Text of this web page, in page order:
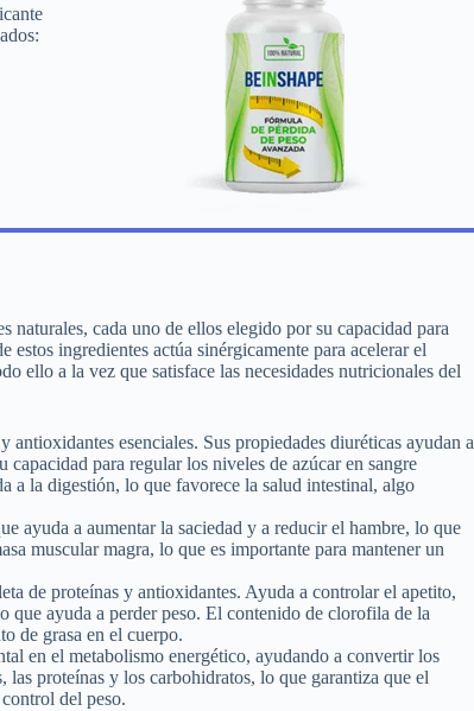
cada uno de ellos elegido por su capacidad para
ingredientes actúa sinérgicamente para acelerar el
ello a la vez que satisface las necesidades nutricionales del
esenciales. Sus propiedades diuréticas ayudan a
para regular los niveles de azúcar en sangre
a la digestión, lo que favorece la salud intestinal, algo
ayuda a aumentar la saciedad y a reducir el hambre, lo que
muscular magra, lo que es importante para mantener un
de proteínas y antioxidantes. Ayuda a controlar el apetito,
que ayuda a perder peso. El contenido de clorofila de la
de grasa en el cuerpo.
en el metabolismo energético, ayudando a convertir los
proteínas y los carbohidratos, lo que garantiza que el
del peso.